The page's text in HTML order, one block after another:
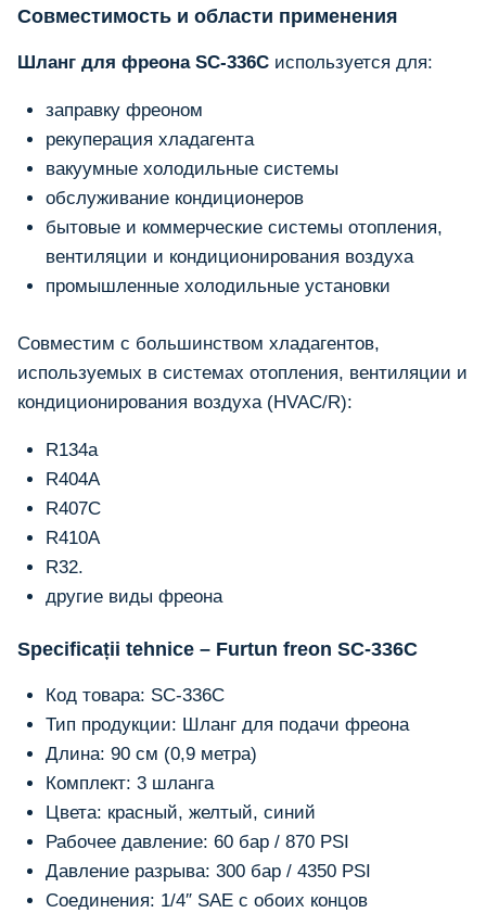
Совместимость и области применения
Шланг для фреона SC-336C используется для:
заправку фреоном
рекуперация хладагента
вакуумные холодильные системы
обслуживание кондиционеров
бытовые и коммерческие системы отопления,
вентиляции и кондиционирования воздуха
промышленные холодильные установки
Совместим с большинством хладагентов,
используемых в системах отопления, вентиляции и
кондиционирования воздуха (HVAC/R):
R134a
R404A
R407C
R410A
R32.
другие виды фреона
Specificații tehnice – Furtun freon SC-336C
Код товара: SC-336C
Тип продукции: Шланг для подачи фреона
Длина: 90 см (0,9 метра)
Комплект: 3 шланга
Цвета: красный, желтый, синий
Рабочее давление: 60 бар / 870 PSI
Давление разрыва: 300 бар / 4350 PSI
Соединения: 1/4″ SAE с обоих концов